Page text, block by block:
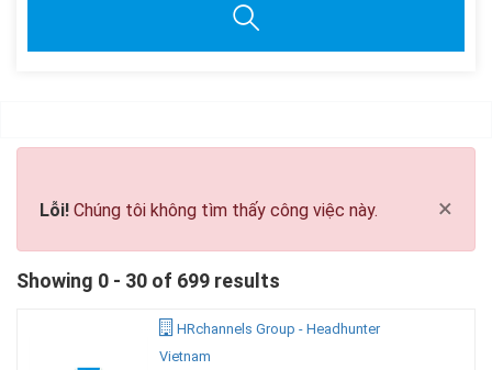
×
Lỗi! Chúng tôi không tìm thấy công việc này.
Showing 0 - 30 of 699 results
HRchannels Group - Headhunter
Vietnam